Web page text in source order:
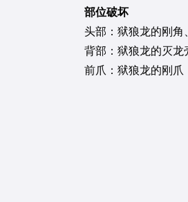
部位破坏
头部：狱狼龙的刚角
背部：狱狼龙的灭龙
前爪：狱狼龙的刚爪